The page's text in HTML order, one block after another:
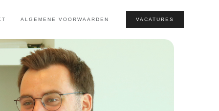
ALGEMENE VOORWAARDEN VACATURES